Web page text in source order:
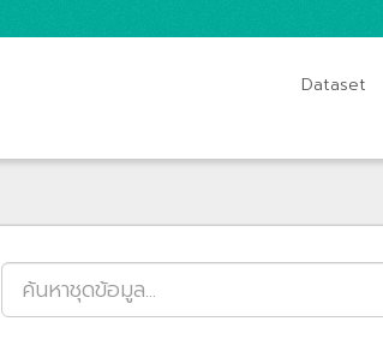
Dataset